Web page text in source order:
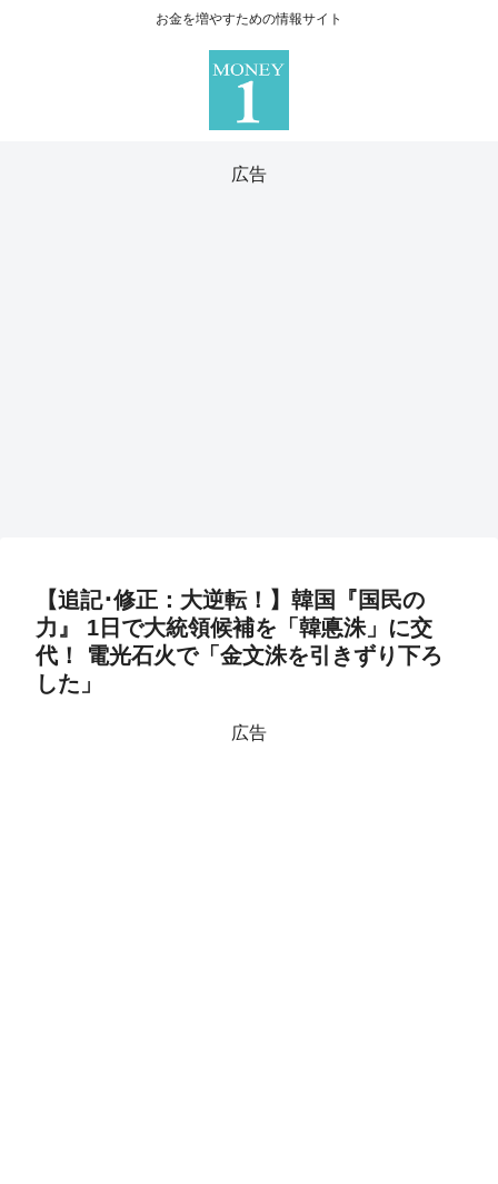
お金を増やすための情報サイト
広告
【追記･修正：大逆転！】韓国『国民の
力』 1日で大統領候補を「韓悳洙」に交
代！ 電光石火で「金文洙を引きずり下ろ
した」
広告